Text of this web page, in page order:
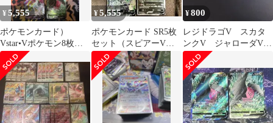
¥5,555
ポケモンカード）
Vstar•Vポケモン8枚ま
とめ売り SAR• SR
¥5,555
ポケモンカード SR5枚
セット（スピアーV、
レジドラゴV、アンノ
ーンV 他）
¥800
レジドラゴV スカタ
ンクV ジャローダV
sr3枚セット